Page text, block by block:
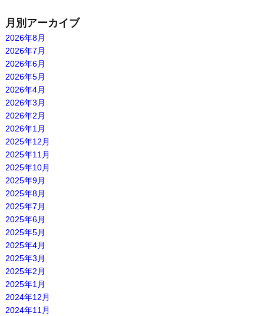
月別アーカイブ
2026年8月
2026年7月
2026年6月
2026年5月
2026年4月
2026年3月
2026年2月
2026年1月
2025年12月
2025年11月
2025年10月
2025年9月
2025年8月
2025年7月
2025年6月
2025年5月
2025年4月
2025年3月
2025年2月
2025年1月
2024年12月
2024年11月